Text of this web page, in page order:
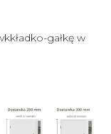
gałkę w